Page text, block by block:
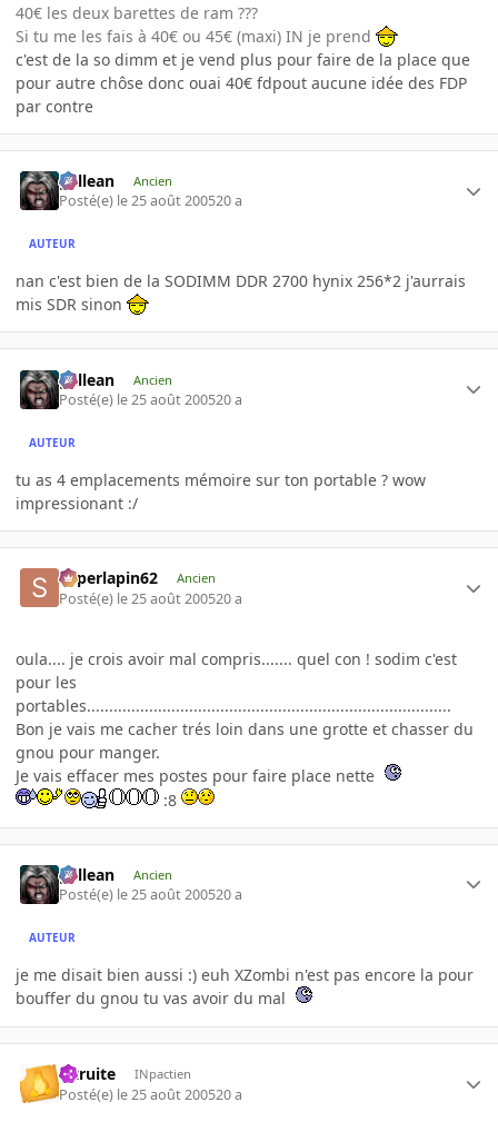
40€ les deux barettes de ram ???
Si tu me les fais à 40€ ou 45€ (maxi) IN je prend
c'est de la so dimm et je vend plus pour faire de la place que
pour autre chôse donc ouai 40€ fdpout aucune idée des FDP
par contre
gallean Ancien
Posté(e) le 25 août 200520 a
AUTEUR
nan c'est bien de la SODIMM DDR 2700 hynix 256*2 j'aurrais
mis SDR sinon
gallean Ancien
Posté(e) le 25 août 200520 a
AUTEUR
tu as 4 emplacements mémoire sur ton portable ? wow
impressionant :/
superlapin62 Ancien
Posté(e) le 25 août 200520 a
oula.... je crois avoir mal compris....... quel con ! sodim c'est
pour les
portables..................................................................................
Bon je vais me cacher trés loin dans une grotte et chasser du
gnou pour manger.
Je vais effacer mes postes pour faire place nette
:8
gallean Ancien
Posté(e) le 25 août 200520 a
AUTEUR
je me disait bien aussi :) euh XZombi n'est pas encore la pour
bouffer du gnou tu vas avoir du mal
latruite INpactien
Posté(e) le 25 août 200520 a